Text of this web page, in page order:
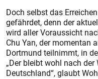
Doch selbst das
gefährdet, denn der
wird aller Voraussicht
Chu Yan, der momentan
Dortmund teilnimmt, in
„Der bleibt wohl nach
Deutschland“, glaubt